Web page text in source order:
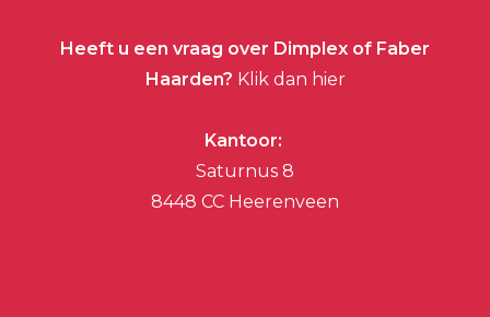
Heeft u een vraag over Dimplex of Faber
Haarden? Klik dan hier
Kantoor:
Saturnus 8
8448 CC Heerenveen